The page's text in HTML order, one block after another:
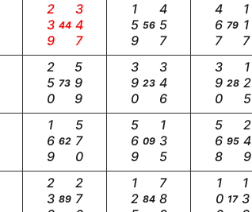
239 44347 159 56457 467 79 117
250 73 599 390 23346 390 28125
169 62570 569 09135 568 95249
233 89270 125 84789 100 17133